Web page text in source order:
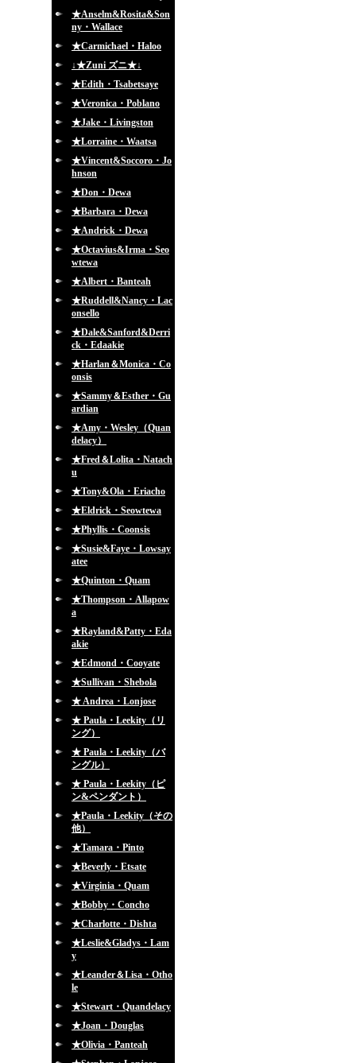
★Anselm&Rosita&Son
ny・Wallace
★Carmichael・Haloo
↓★Zuni ズニ★↓
★Edith・Tsabetsaye
★Veronica・Poblano
★Jake・Livingston
★Lorraine・Waatsa
★Vincent&Soccoro・Jo
hnson
★Don・Dewa
★Barbara・Dewa
★Andrick・Dewa
★Octavius&Irma・Seo
wtewa
★Albert・Banteah
★Ruddell&Nancy・Lac
onsello
★Dale&Sanford&Derri
ck・Edaakie
★Harlan＆Monica・Co
onsis
★Sammy＆Esther・Gu
ardian
★Amy・Wesley（Quan
delacy）
★Fred＆Lolita・Natach
u
★Tony&Ola・Eriacho
★Eldrick・Seowtewa
★Phyllis・Coonsis
★Susie&Faye・Lowsay
atee
★Quinton・Quam
★Thompson・Allapow
a
★Rayland&Patty・Eda
akie
★Edmond・Cooyate
★Sullivan・Shebola
★ Andrea・Lonjose
★ Paula・Leekity（リ
ング）
★ Paula・Leekity（バ
ングル）
★ Paula・Leekity（ピ
ン&ペンダント）
★Paula・Leekity（その
他）
★Tamara・Pinto
★Beverly・Etsate
★Virginia・Quam
★Bobby・Concho
★Charlotte・Dishta
★Leslie&Gladys・Lam
y
★Leander＆Lisa・Otho
le
★Stewart・Quandelacy
★Joan・Douglas
★Olivia・Panteah